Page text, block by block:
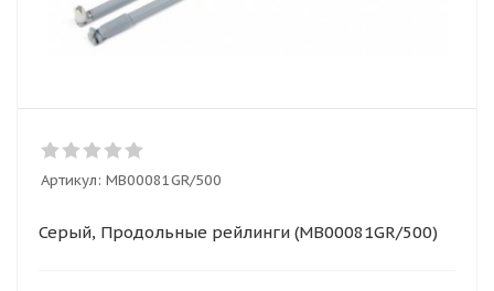
Артикул: MB00081GR/500
Серый, Продольные рейлинги (MB00081GR/500)